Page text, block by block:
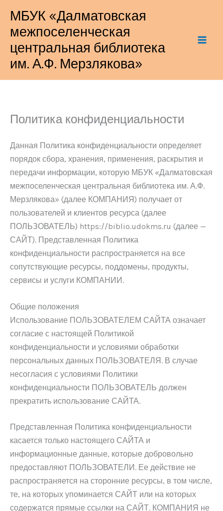
содержимому
МБУК «Далматовская
межпоселенческая
центральная библиотека
им. А.Ф. Мерзлякова»
Политика конфиденциальности
Данная Политика конфиденциальности определяет
порядок сбора, хранения, применения, раскрытия и
передачи информации, которую МБУК «Далматовская
межпоселенческая центральная библиотека им. А.Ф.
Мерзлякова» (далее КОМПАНИЯ) получает от
пользователей и клиентов ресурса (далее
ПОЛЬЗОВАТЕЛЬ) https://biblio.udokms.ru (далее —
САЙТ). Представленная Политика
конфиденциальности распространяется на все
сопутствующие ресурсы, поддомены, продукты,
сервисы и услуги КОМПАНИИ.
Общие положения
Использование ПОЛЬЗОВАТЕЛЕМ САЙТА означает
согласие с настоящей Политикой
конфиденциальности и условиями обработки
персональных данных ПОЛЬЗОВАТЕЛЯ. В случае
несогласия с условиями Политики
конфиденциальности ПОЛЬЗОВАТЕЛЬ должен
прекратить использование САЙТА.
Представленная Политика конфиденциальности
касается только настоящего САЙТА и
информационные данные, которые добровольно
предоставляют ПОЛЬЗОВАТЕЛИ. Ее действие не
распространяется на сторонние ресурсы, в том числе,
те, на которых упоминается САЙТ или на которых
содержатся прямые ссылки на САЙТ. КОМПАНИЯ не